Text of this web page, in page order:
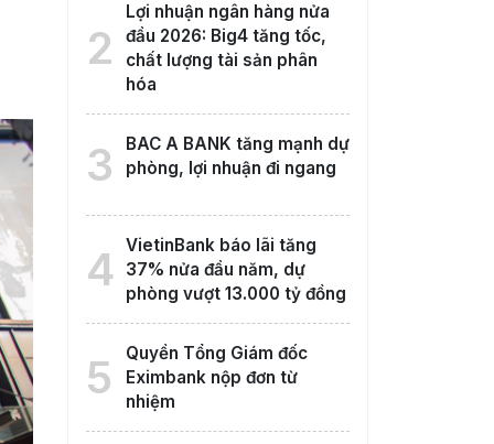
2
Lợi nhuận ngân hàng nửa
đầu 2026: Big4 tăng tốc,
chất lượng tài sản phân
hóa
3
BAC A BANK tăng mạnh dự
phòng, lợi nhuận đi ngang
4
VietinBank báo lãi tăng
37% nửa đầu năm, dự
phòng vượt 13.000 tỷ đồng
5
Quyền Tổng Giám đốc
Eximbank nộp đơn từ
nhiệm